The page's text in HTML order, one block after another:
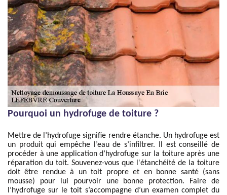
Pourquoi un hydrofuge de toiture ?
Mettre de l’hydrofuge signifie rendre étanche. Un hydrofuge est
un produit qui empêche l’eau de s’infiltrer. Il est conseillé de
procéder à une application d’hydrofuge sur la toiture après une
réparation du toit. Souvenez-vous que l'étanchéité de la toiture
doit être rendue à un toit propre et en bonne santé (sans
mousse) pour lui pourvoir une bonne protection. Faire de
l’hydrofuge sur le toit s’accompagne d’un examen complet du